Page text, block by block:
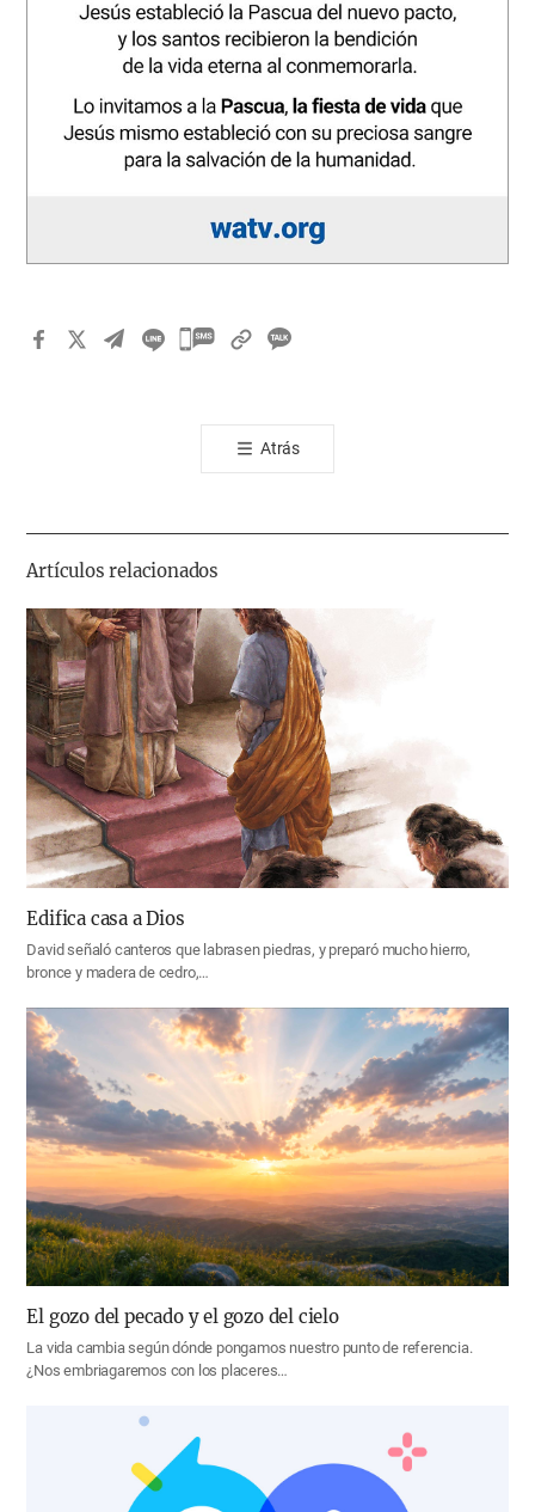
카
톡
공
기
Atrás
Artículos relacionados
Edifica casa a Dios
David señaló canteros que labrasen piedras, y preparó mucho hierro,
bronce y madera de cedro,…
El gozo del pecado y el gozo del cielo
La vida cambia según dónde pongamos nuestro punto de referencia.
¿Nos embriagaremos con los placeres…